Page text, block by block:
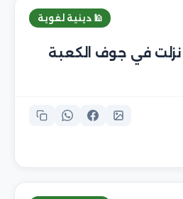
🕌 دينية لغوية
نزلت في جوف الكعبة